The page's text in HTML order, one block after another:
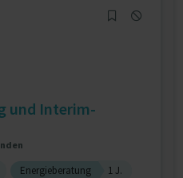
und Interim-
Energieberatung
1 J.